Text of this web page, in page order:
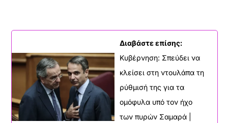
Διαβάστε επίσης:
Κυβέρνηση: Σπεύδει να
κλείσει στη ντουλάπα τη
ρύθμισή της για τα
ομόφυλα υπό τον ήχο
των πυρών Σαμαρά |